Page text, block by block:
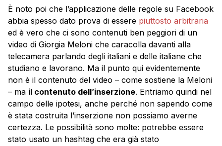
È noto poi che l’applicazione delle regole su Facebook
abbia spesso dato prova di essere piuttosto arbitraria
ed è vero che ci sono contenuti ben peggiori di un
video di Giorgia Meloni che caracolla davanti alla
telecamera parlando degli italiani e delle italiane che
studiano e lavorano. Ma il punto qui evidentemente
non è il contenuto del video – come sostiene la Meloni
– ma il contenuto dell’inserzione. Entriamo quindi nel
campo delle ipotesi, anche perché non sapendo come
è stata costruita l’inserzione non possiamo averne
certezza. Le possibilità sono molte: potrebbe essere
stato usato un hashtag che era già stato